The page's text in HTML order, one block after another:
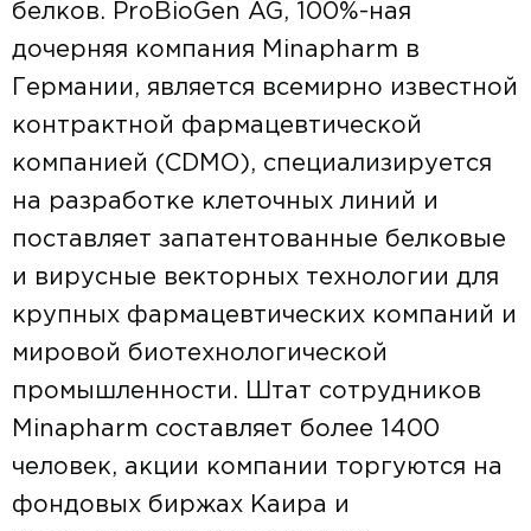
белков. ProBioGen AG, 100%-ная
дочерняя компания Minapharm в
Германии, является всемирно известной
контрактной фармацевтической
компанией (CDMO), специализируется
на разработке клеточных линий и
поставляет запатентованные белковые
и вирусные векторных технологии для
крупных фармацевтических компаний и
мировой биотехнологической
промышленности. Штат сотрудников
Minapharm составляет более 1400
человек, акции компании торгуются на
фондовых биржах Каира и